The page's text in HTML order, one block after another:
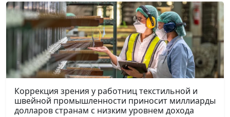
Коррекция зрения у работниц текстильной и
швейной промышленности приносит миллиарды
долларов странам с низким уровнем дохода